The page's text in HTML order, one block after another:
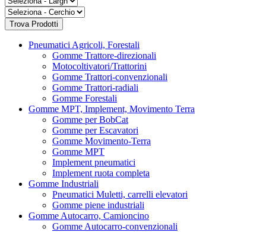
Pneumatici Agricoli, Forestali
Gomme Trattore-direzionali
Motocoltivatori/Trattorini
Gomme Trattori-convenzionali
Gomme Trattori-radiali
Gomme Forestali
Gomme MPT, Implement, Movimento Terra
Gomme per BobCat
Gomme per Escavatori
Gomme Movimento-Terra
Gomme MPT
Implement pneumatici
Implement ruota completa
Gomme Industriali
Pneumatici Muletti, carrelli elevatori
Gomme piene industriali
Gomme Autocarro, Camioncino
Gomme Autocarro-convenzionali